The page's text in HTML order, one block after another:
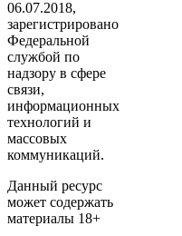
06.07.2018,
зарегистрировано
Федеральной
службой по
надзору в сфере
связи,
информационных
технологий и
массовых
коммуникаций.
Данный ресурс
может содержать
материалы 18+